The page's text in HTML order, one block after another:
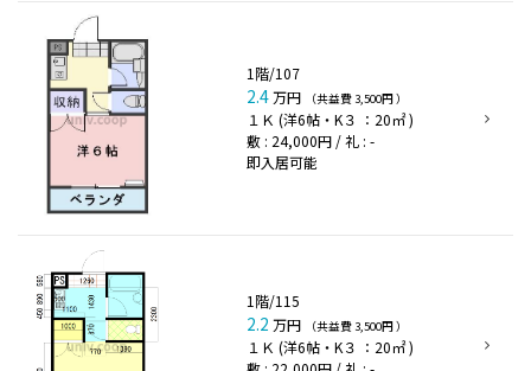
1階/107
2.4万円 （共益費 3,500円 ）
１Ｋ (洋6帖・K３ ：20㎡ )
敷 : 24,000円 / 礼 : -
即入居可能
1階/115
2.2 万円 （共益費 3,500円 ）
１Ｋ (洋6帖・K３ ：20㎡ )